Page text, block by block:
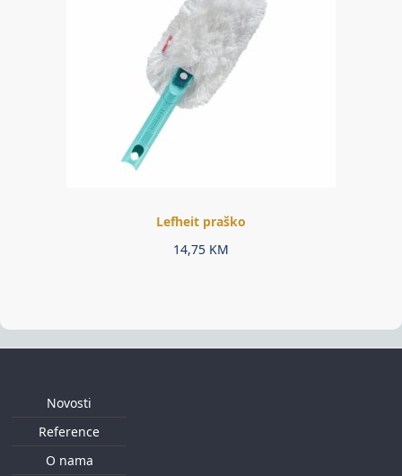
Lefheit praško
14,75 KM
Novosti
Reference
O nama